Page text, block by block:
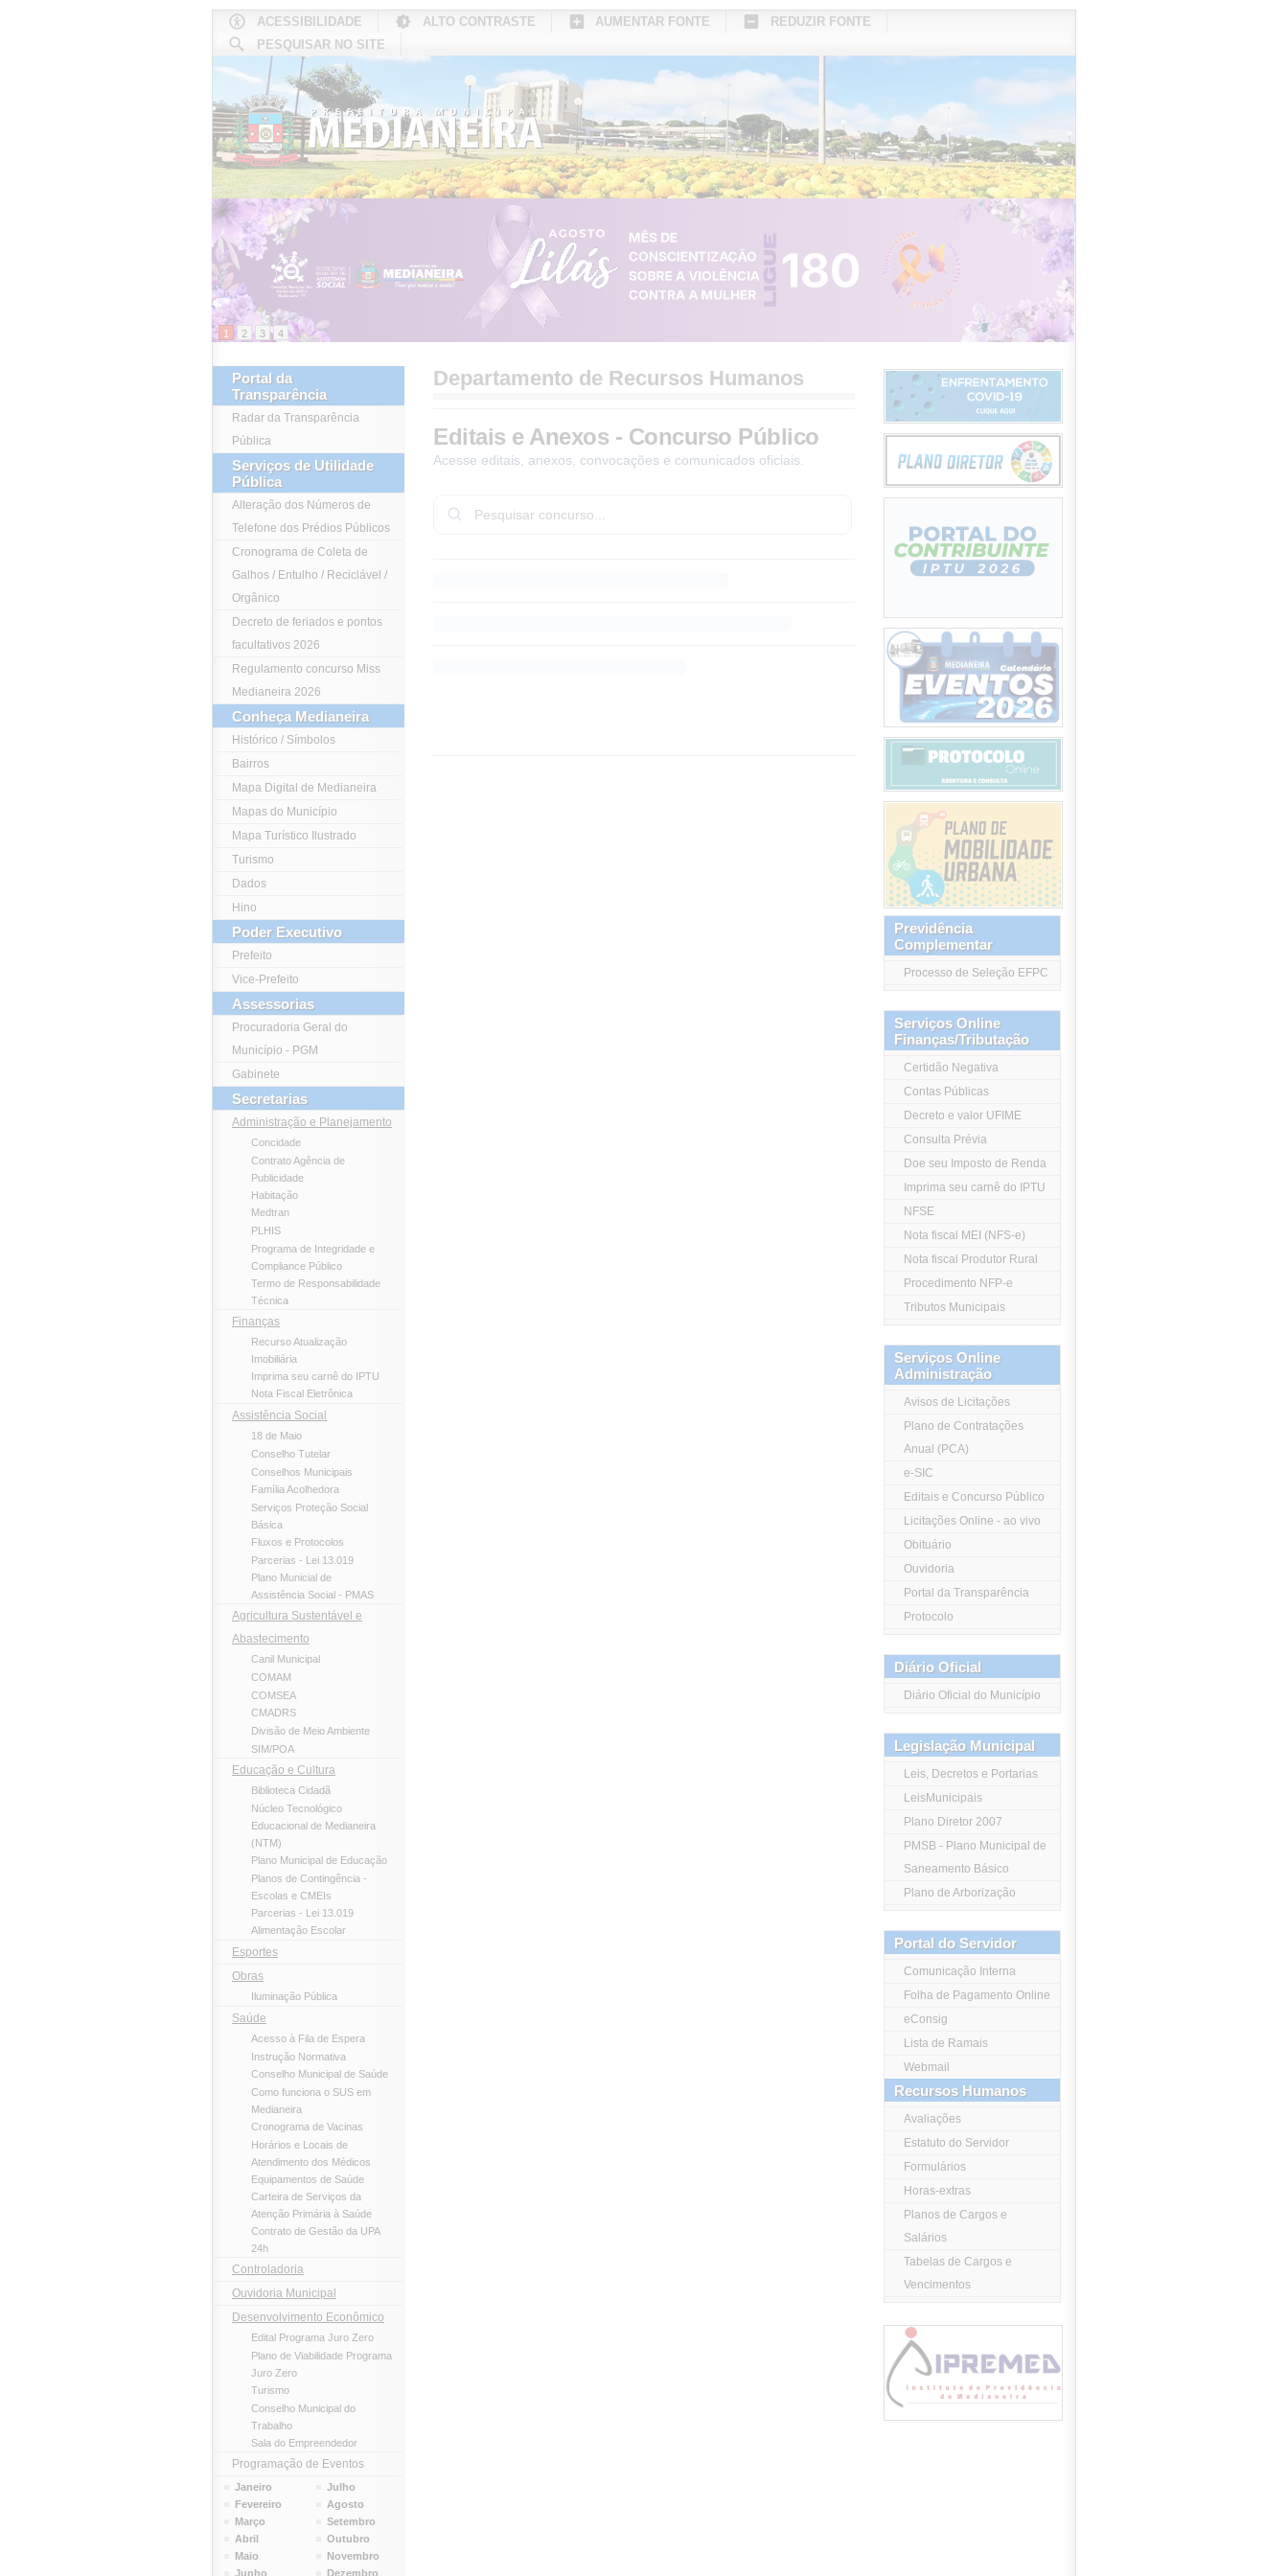
ACESSIBILIDADE ALTO CONTRASTE AUMENTAR FONTE
REDUZIR FONTE
PESQUISAR NO SITE
CONHEÇA MEDIANEIRA REDES SOCIAIS WEBMAIL
1 2 3 4
Portal da
Transparência
Radar da Transparência
Pública
Serviços de Utilidade
Pública
Alteração dos Números de
Telefone dos Prédios Públicos
Cronograma de Coleta de
Galhos / Entulho / Reciclável /
Orgânico
Decreto de feriados e pontos
facultativos 2026
Regulamento concurso Miss
Medianeira 2026
Conheça Medianeira
Histórico / Símbolos
Bairros
Mapa Digital de Medianeira
Mapas do Município
Mapa Turístico Ilustrado
Turismo
Dados
Hino
Poder Executivo
Prefeito
Vice-Prefeito
Assessorias
Procuradoria Geral do
Município - PGM
Gabinete
Secretarias
Administração e Planejamento
Concidade
Contrato Agência de
Publicidade
Habitação
Medtran
PLHIS
Programa de Integridade e
Compliance Público
Termo de Responsabilidade
Técnica
Finanças
Recurso Atualização
Imobiliária
Imprima seu carnê do IPTU
Nota Fiscal Eletrônica
Assistência Social
18 de Maio
Conselho Tutelar
Conselhos Municipais
Família Acolhedora
Serviços Proteção Social
Básica
Fluxos e Protocolos
Parcerias - Lei 13.019
Plano Municial de
Assistência Social - PMAS
Agricultura Sustentável e
Abastecimento
Canil Municipal
COMAM
COMSEA
CMADRS
Divisão de Meio Ambiente
SIM/POA
Educação e Cultura
Biblioteca Cidadã
Núcleo Tecnológico
Educacional de Medianeira
(NTM)
Plano Municipal de Educação
Planos de Contingência -
Escolas e CMEIs
Parcerias - Lei 13.019
Alimentação Escolar
Esportes
Obras
Iluminação Pública
Saúde
Acesso à Fila de Espera
Instrução Normativa
Conselho Municipal de Saúde
Como funciona o SUS em
Medianeira
Cronograma de Vacinas
Horários e Locais de
Atendimento dos Médicos
Equipamentos de Saúde
Carteira de Serviços da
Atenção Primária à Saúde
Contrato de Gestão da UPA
24h
Controladoria
Ouvidoria Municipal
Desenvolvimento Econômico
Edital Programa Juro Zero
Plano de Viabilidade Programa
Juro Zero
Turismo
Conselho Municipal do
Trabalho
Sala do Empreendedor
Programação de Eventos
Janeiro
Fevereiro
Março
Abril
Maio
Junho
Julho
Agosto
Setembro
Outubro
Novembro
Dezembro
Departamento de Recursos Humanos
Editais e Anexos - Concurso Público
Acesse editais, anexos, convocações e comunicados oficiais.
Previdência
Complementar
Processo de Seleção EFPC
Serviços Online
Finanças/Tributação
Certidão Negativa
Contas Públicas
Decreto e valor UFIME
Consulta Prévia
Doe seu Imposto de Renda
Imprima seu carnê do IPTU
NFSE
Nota fiscal MEI (NFS-e)
Nota fiscal Produtor Rural
Procedimento NFP-e
Tributos Municipais
Serviços Online
Administração
Avisos de Licitações
Plano de Contratações
Anual (PCA)
e-SIC
Editais e Concurso Público
Licitações Online - ao vivo
Obituário
Ouvidoria
Portal da Transparência
Protocolo
Diário Oficial
Diário Oficial do Município
Legislação Municipal
Leis, Decretos e Portarias
LeisMunicipais
Plano Diretor 2007
PMSB - Plano Municipal de
Saneamento Básico
Plano de Arborização
Portal do Servidor
Comunicação Interna
Folha de Pagamento Online
eConsig
Lista de Ramais
Webmail
Recursos Humanos
Avaliações
Estatuto do Servidor
Formulários
Horas-extras
Planos de Cargos e
Salários
Tabelas de Cargos e
Vencimentos